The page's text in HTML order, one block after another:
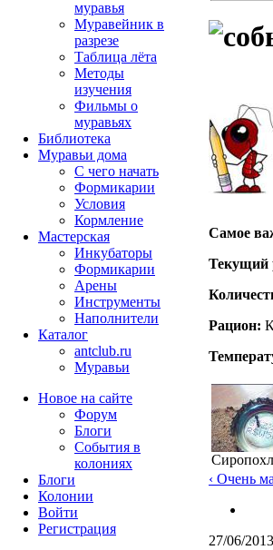
Самое
Текущий
Рацион:
‹ Очень
27/06/
муравья
Муравейник в
разрезе
Таблица лёта
Методы
изучения
Фильмы о
муравьях
Библиотека
Муравьи дома
С чего начать
Формикарии
Условия
Кормление
Мастерская
Инкубаторы
Формикарии
Арены
Инструменты
Наполнители
Каталог
antclub.ru
Муравьи
Новое на сайте
Форум
Блоги
События в
колониях
Блоги
Колонии
Войти
Peгиcтpaция